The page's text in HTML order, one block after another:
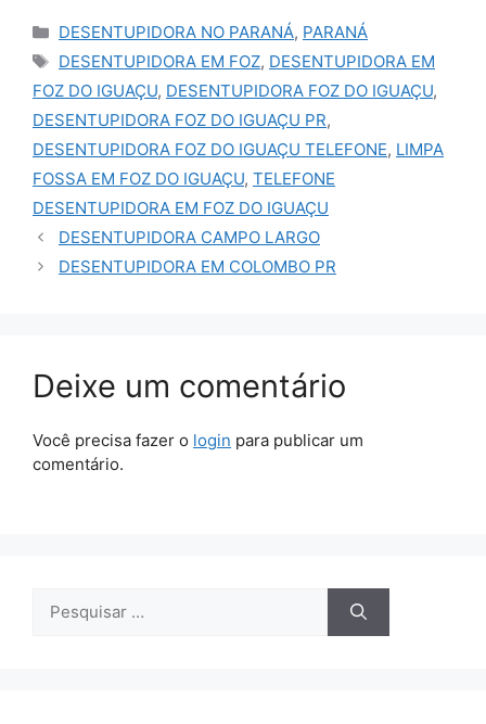
Categorias
DESENTUPIDORA NO PARANÁ, PARANÁ
Tags
DESENTUPIDORA EM FOZ, DESENTUPIDORA EM
FOZ DO IGUAÇU, DESENTUPIDORA FOZ DO IGUAÇU,
DESENTUPIDORA FOZ DO IGUAÇU PR,
DESENTUPIDORA FOZ DO IGUAÇU TELEFONE, LIMPA
FOSSA EM FOZ DO IGUAÇU, TELEFONE
DESENTUPIDORA EM FOZ DO IGUAÇU
DESENTUPIDORA CAMPO LARGO
DESENTUPIDORA EM COLOMBO PR
Deixe um comentário
Você precisa fazer o login para publicar um
comentário.
por: